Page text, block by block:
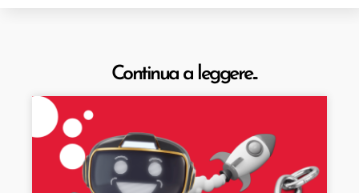
Continua a leggere...